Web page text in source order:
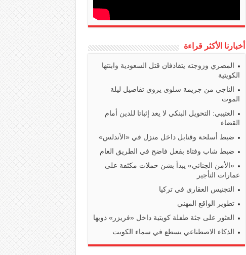
أخبارنا الأكثر قراءة
المصري وزوجته يتقاذفان قتل السعودية وابنتها
الكويتية
الناجي من جريمة سلوى يروي تفاصيل ليلة
الموت
العتيبي: التحويل البنكي لا يعد إثباتا للدين أمام
القضاء
ضبط أسلحة وقنابل داخل منزل في «الأندلس»
ضبط شاب وفتاة بفعل فاضح في الطريق العام
«الأمن الجنائي» يبدأ بشن حملات مكثفة على
عمارات التأجير
التجنيس العقاري في تركيا
تطوير الواقع المهني
العثور على جثة طفلة كويتية داخل «فريزر» ذويها
الذكاء الاصطناعي يسطع في سماء الكويت